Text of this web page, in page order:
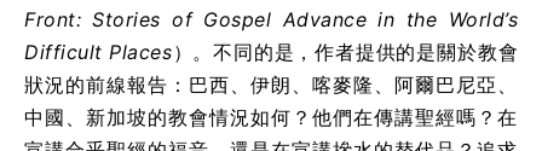
Front: Stories of Gospel Advance in the World’s
Difficult Places） 。不同的是，作者提供的是關於教會
狀況的前線報告：巴西、伊朗、喀麥隆、阿爾巴尼亞、
中國、新加坡的教會情況如何？他們在傳講聖經嗎？在